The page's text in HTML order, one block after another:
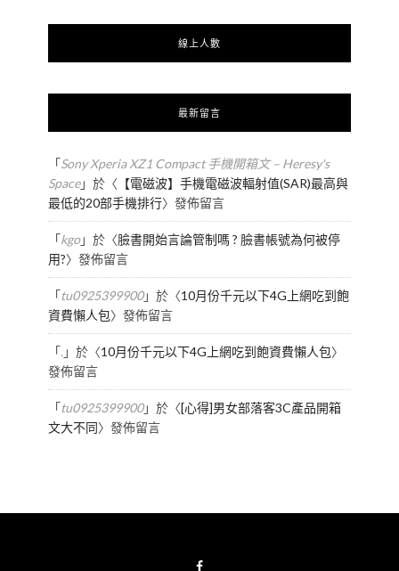
線上人數
最新留言
「Sony Xperia XZ1 Compact 手機開箱文 – Heresy's
Space」於〈 【電磁波】手機電磁波輻射值(SAR)最高與
最低的20部手機排行〉發佈留言
「kgo」於〈臉書開始言論管制嗎 ? 臉書帳號為何被停
用?〉發佈留言
「tu0925399900」於〈10月份千元以下4G上網吃到飽
資費懶人包〉發佈留言
「.」於〈10月份千元以下4G上網吃到飽資費懶人包〉
發佈留言
「tu0925399900」於〈[心得]男女部落客3C產品開箱
文大不同〉發佈留言